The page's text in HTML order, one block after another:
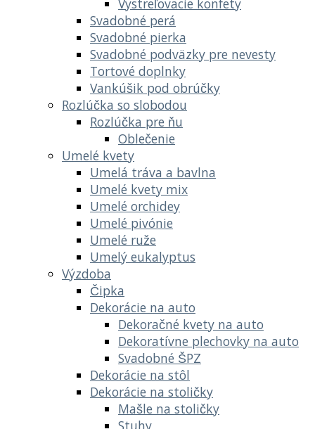
Svadobné perá
Svadobné pierka
Svadobné podväzky pre nevesty
Tortové doplnky
Vankúšik pod obrúčky
Rozlúčka so slobodou
Rozlúčka pre ňu
Oblečenie
Umelé kvety
Umelá tráva a bavlna
Umelé kvety mix
Umelé orchidey
Umelé pivónie
Umelé ruže
Umelý eukalyptus
Výzdoba
Čipka
Dekorácie na auto
Dekoračné kvety na auto
Dekoratívne plechovky na auto
Svadobné ŠPZ
Dekorácie na stôl
Dekorácie na stoličky
Mašle na stoličky
Stuhy